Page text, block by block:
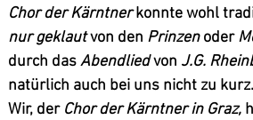
Chor der Kärntner konnte wohl
nur geklaut von den Prinzen oder
durch das Abendlied von J.G.
natürlich auch bei uns nicht zu kurz.
Wir, der Chor der Kärntner in Graz,